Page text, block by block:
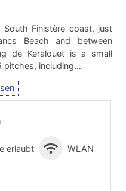
erlaubt WLAN
Finistère coast, just
Beach and between
de Keralouet is a small
pitches, including…